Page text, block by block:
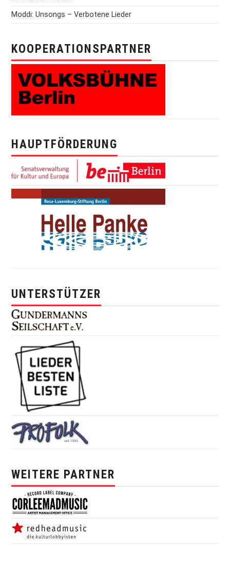
Moddi: Unsongs – Verbotene Lieder
KOOPERATIONSPARTNER
HAUPTFÖRDERUNG
UNTERSTÜTZER
WEITERE PARTNER